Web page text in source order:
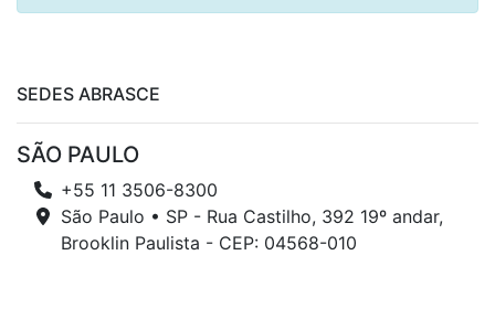
SEDES ABRASCE
SÃO PAULO
+55 11 3506-8300
São Paulo • SP - Rua Castilho, 392 19º andar,
Brooklin Paulista - CEP: 04568-010